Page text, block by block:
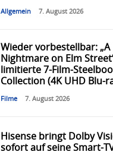
Allgemein 7. August 2026
Wieder vorbestellbar: „A
Nightmare on Elm
limitierte 7-Film-
Collection (4K UHD Blu-
Filme 7. August 2026
Hisense bringt Dolby
sofort auf seine Smart-